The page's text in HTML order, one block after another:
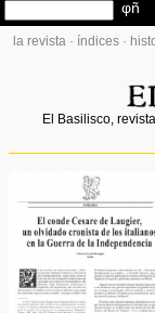
la revista · índices ·
El Basilisco,